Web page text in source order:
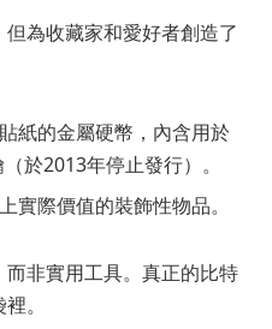
為收藏家和愛好者創造了
紙的金屬硬幣，內含用於
於2013年停止發行）。
實際價值的裝飾性物品。
非實用工具。真正的比特
。